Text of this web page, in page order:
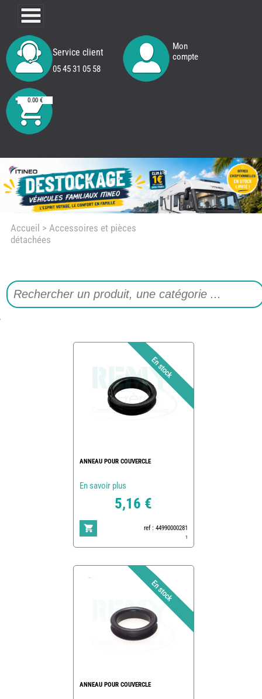
Service client
05 45 31 05 58
Mon
compte
0.00 €
Accueil > Accessoires et pièces
détachées
ANNEAU POUR COUVERCLE
En savoir plus
5,16 €
ref : 44990000281
1
ANNEAU POUR COUVERCLE